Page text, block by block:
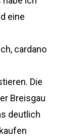
eine
cardano
Die
Breisgau
deutlich